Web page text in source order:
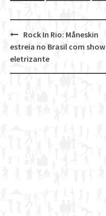
Post
navigation
Rock In Rio: Måneskin
estreia no Brasil com show
eletrizante